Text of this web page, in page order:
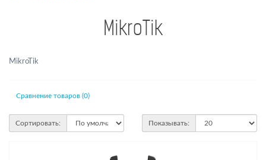
MikroTik
MikroTik
Сравнение товаров (0)
Сортировать: Показывать: